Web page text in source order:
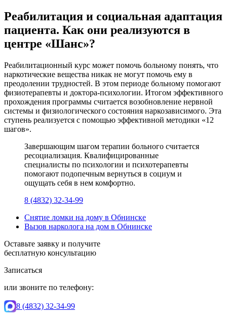
Реабилитация и социальная адаптация
пациента. Как они реализуются в
центре «Шанс»?
Реабилитационный курс может помочь больному понять, что
наркотические вещества никак не могут помочь ему в
преодолении трудностей. В этом периоде больному помогают
физиотерапевты и доктора-психологии. Итогом эффективного
прохождения программы считается возобновление нервной
системы и физиологического состояния наркозависимого. Эта
ступень реализуется с помощью эффективной методики «12
шагов».
Завершающим шагом терапии больного считается
ресоциализация. Квалифицированные
специалисты по психологии и психотерапевты
помогают подопечным вернуться в социум и
ощущать себя в нем комфортно.
8 (4832) 32-34-99
Снятие ломки на дому в Обнинске
Вызов нарколога на дом в Обнинске
Оставьте заявку и получите
бесплатную консультацию
Записаться
или звоните по телефону:
8 (4832) 32-34-99